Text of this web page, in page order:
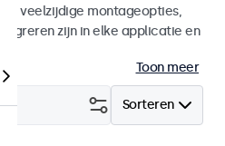
en veelzijdige montageopties,
zijn in elke applicatie en
Toon meer
Sorteren